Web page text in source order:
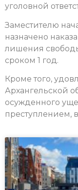
уголовной
Заместителю
назначено
лишения
сроком 1 год.
Кроме того,
Архангельской
осужденного
преступлением,